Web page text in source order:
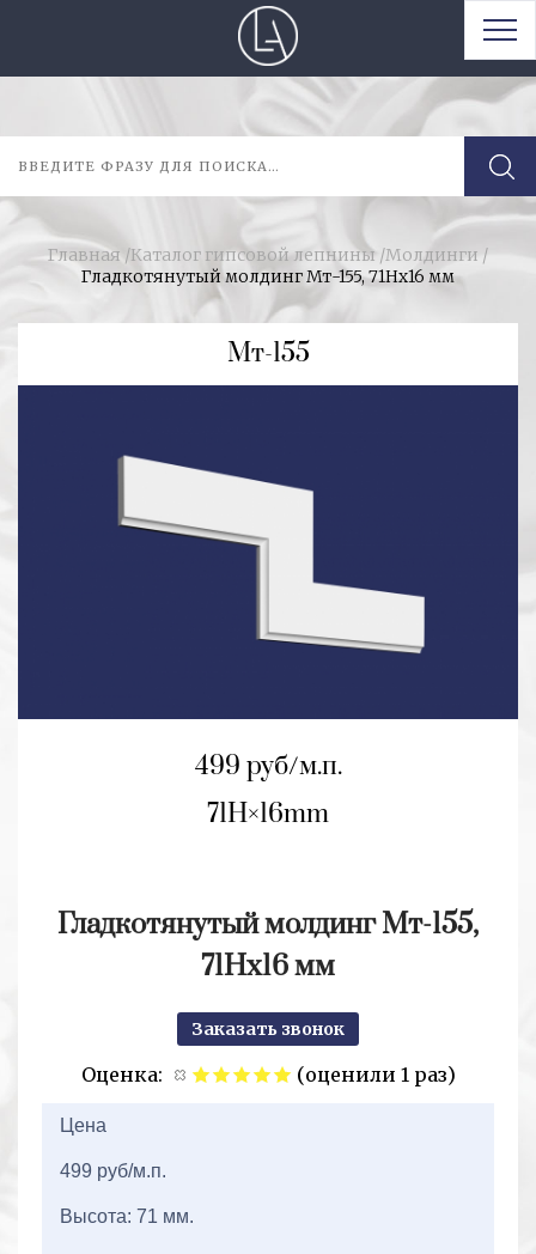
Главная /Каталог гипсовой лепнины /Молдинги /
Гладкотянутый молдинг Мт-155, 71Нх16 мм
Мт-155
499 руб/м.п.
71H 16mm
Гладкотянутый молдинг Мт-155,
71Нх16 мм
Заказать звонок
Оценка:
(оценили 1 раз)
Цена
499 руб/м.п.
Высота: 71 мм.